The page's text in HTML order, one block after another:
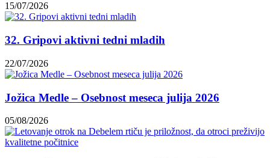
15/07/2026
32. Gripovi aktivni tedni mladih
22/07/2026
Jožica Medle – Osebnost meseca julija 2026
05/08/2026